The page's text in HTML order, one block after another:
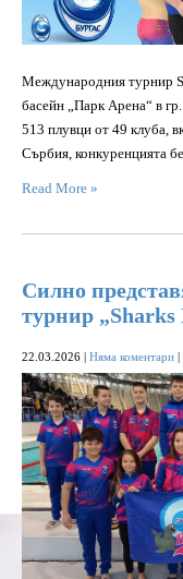
Международния турнир
басейн „Парк Арена“ в
513 плувци от 49 клуба,
Сърбия, конкуренцията
Read More »
Силно
турнир „Sharks
22.03.2026 | Няма коментари |